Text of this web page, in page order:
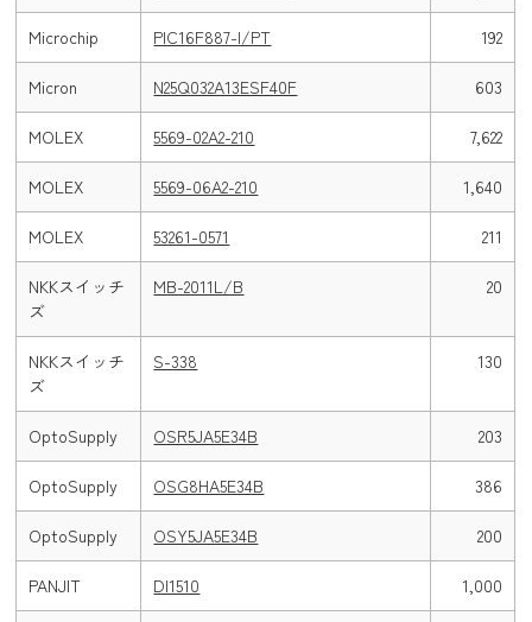
Microchip PIC16F887-I/PT 192
Micron N25Q032A13ESF40F 603
MOLEX 5569-02A2-210 7,622
MOLEX 5569-06A2-210 1,640
MOLEX 53261-0571 211
NKKスイッチ
ズ
MB-2011L/B 20
NKKスイッチ
ズ
S-338 130
OptoSupply OSR5JA5E34B 203
OptoSupply OSG8HA5E34B 386
OptoSupply OSY5JA5E34B 200
PANJIT DI1510 1,000